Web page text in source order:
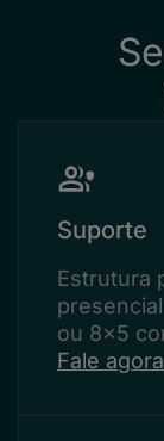
Suporte
Estrutura
ou 8x5
Fale